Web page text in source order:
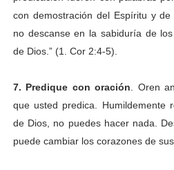
con demostración del Espíritu y
no descanse en la sabiduría de
de Dios.” (1. Cor 2:4-5).
7. Predique con oración . Oren
que usted predica. Humildemente
de Dios, no puedes hacer nada.
puede cambiar los corazones de